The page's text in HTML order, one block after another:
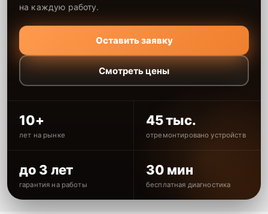
на каждую работу.
Оставить заявку
Смотреть цены
10+
лет на рынке
45 тыс.
отремонтировано устройств
до 3 лет
гарантия на работы
30 мин
бесплатная диагностика